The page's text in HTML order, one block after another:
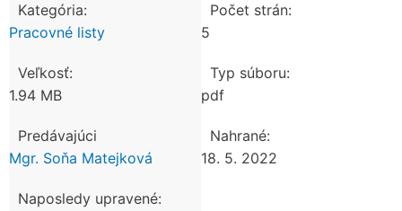
Kategória:
Pracovné listy
Počet strán:
5
Veľkosť:
1.94 MB
Typ súboru:
pdf
Predávajúci
Mgr. Soňa Matejková
Nahrané:
18. 5. 2022
Naposledy upravené: